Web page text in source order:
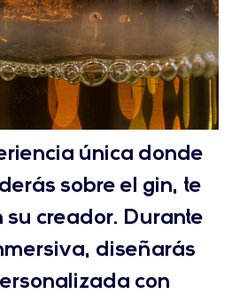
única donde
sobre el gin, te
su creador. Durante
diseñarás
con